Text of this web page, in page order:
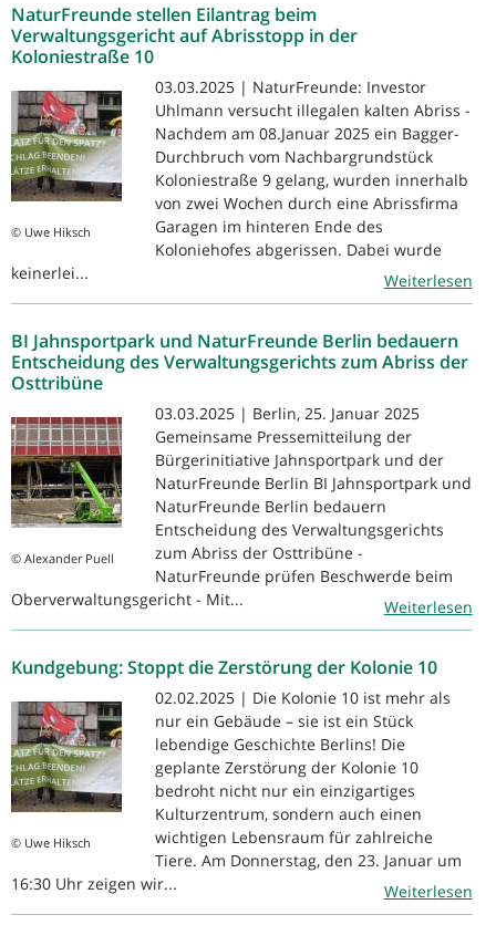
NaturFreunde stellen Eilantrag beim
Verwaltungsgericht auf Abrisstopp in der
Koloniestraße 10
© Uwe Hiksch
03.03.2025 | NaturFreunde: Investor
Uhlmann versucht illegalen kalten Abriss -
Nachdem am 08.Januar 2025 ein Bagger-
Durchbruch vom Nachbargrundstück
Koloniestraße 9 gelang, wurden innerhalb
von zwei Wochen durch eine Abrissfirma
Garagen im hinteren Ende des
Koloniehofes abgerissen. Dabei wurde
keinerlei...
Weiterlesen
BI Jahnsportpark und NaturFreunde Berlin bedauern
Entscheidung des Verwaltungsgerichts zum Abriss der
Osttribüne
© Alexander Puell
03.03.2025 | Berlin, 25. Januar 2025
Gemeinsame Pressemitteilung der
Bürgerinitiative Jahnsportpark und der
NaturFreunde Berlin BI Jahnsportpark und
NaturFreunde Berlin bedauern
Entscheidung des Verwaltungsgerichts
zum Abriss der Osttribüne -
NaturFreunde prüfen Beschwerde beim
Oberverwaltungsgericht - Mit...
Weiterlesen
Kundgebung: Stoppt die Zerstörung der Kolonie 10
© Uwe Hiksch
02.02.2025 | Die Kolonie 10 ist mehr als
nur ein Gebäude – sie ist ein Stück
lebendige Geschichte Berlins! Die
geplante Zerstörung der Kolonie 10
bedroht nicht nur ein einzigartiges
Kulturzentrum, sondern auch einen
wichtigen Lebensraum für zahlreiche
Tiere. Am Donnerstag, den 23. Januar um
16:30 Uhr zeigen wir...
Weiterlesen